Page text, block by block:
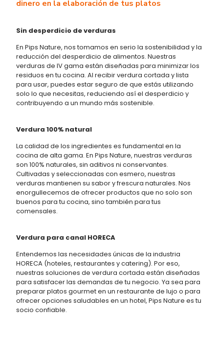
dinero en la elaboración de tus platos
Sin desperdicio de verduras
En Pips Nature, nos tomamos en serio la sostenibilidad y la
reducción del desperdicio de alimentos. Nuestras
verduras de IV gama están diseñadas para minimizar los
residuos en tu cocina. Al recibir verdura cortada y lista
para usar, puedes estar seguro de que estás utilizando
solo lo que necesitas, reduciendo así el desperdicio y
contribuyendo a un mundo más sostenible.
Verdura 100% natural
La calidad de los ingredientes es fundamental en la
cocina de alta gama. En Pips Nature, nuestras verduras
son 100% naturales, sin aditivos ni conservantes.
Cultivadas y seleccionadas con esmero, nuestras
verduras mantienen su sabor y frescura naturales. Nos
enorgullecemos de ofrecer productos que no solo son
buenos para tu cocina, sino también para tus
comensales.
Verdura para canal HORECA
Entendemos las necesidades únicas de la industria
HORECA (hoteles, restaurantes y catering). Por eso,
nuestras soluciones de verdura cortada están diseñadas
para satisfacer las demandas de tu negocio. Ya sea para
preparar platos gourmet en un restaurante de lujo o para
ofrecer opciones saludables en un hotel, Pips Nature es tu
socio confiable.